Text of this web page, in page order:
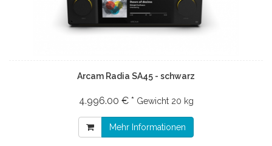
Arcam Radia SA45 - schwarz
4.996.00 € * Gewicht 20 kg
Mehr Informationen